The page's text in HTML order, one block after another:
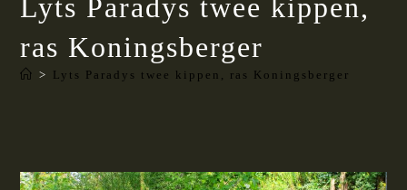
Lyts Paradys twee kippen,
ras Koningsberger
> Lyts Paradys twee kippen, ras Koningsberger